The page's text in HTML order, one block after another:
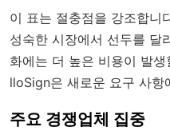
이 표는 절충점을 강조합
성숙한 시장에서 선두를 달
화에는 더 높은 비용이 발
lloSign은 새로운 요구 사항
주요 경쟁업체 집중